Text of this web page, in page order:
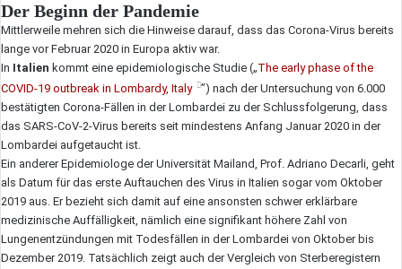
Der Beginn der Pandemie
Mittlerweile mehren sich die Hinweise darauf, dass das Corona-Virus bereits
lange vor Februar 2020 in Europa aktiv war.
In Italien kommt eine epidemiologische Studie („The early phase of the
COVID-19 outbreak in Lombardy, Italy
”) nach der Untersuchung von 6.000
bestätigten Corona-Fällen in der Lombardei zu der Schlussfolgerung, dass
das SARS-CoV-2-Virus bereits seit mindestens Anfang Januar 2020 in der
Lombardei aufgetaucht ist.
Ein anderer Epidemiologe der Universität Mailand, Prof. Adriano Decarli, geht
als Datum für das erste Auftauchen des Virus in Italien sogar vom Oktober
2019 aus. Er bezieht sich damit auf eine ansonsten schwer erklärbare
medizinische Auffälligkeit, nämlich eine signifikant höhere Zahl von
Lungenentzündungen mit Todesfällen in der Lombardei von Oktober bis
Dezember 2019. Tatsächlich zeigt auch der Vergleich von Sterberegistern